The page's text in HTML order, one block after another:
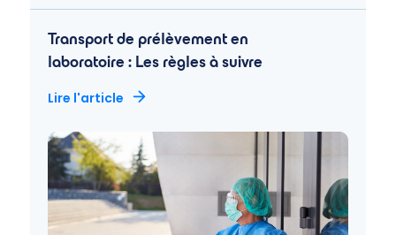
Transport de prélèvement en
laboratoire : Les règles à suivre
Lire l'article